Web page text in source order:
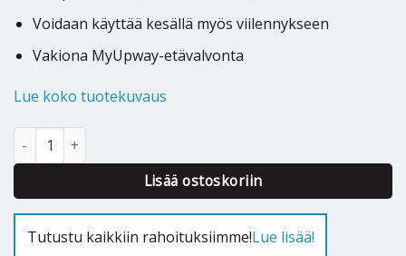
Voidaan käyttää kesällä myös viilennykseen
Vakiona MyUpway-etävalvonta
Lue koko tuotekuvaus
Ilmavesilämpöpumppu Jäspi Tehowatti Air Mono 12kW määrä
Lisää ostoskoriin
Alternative:
Tutustu kaikkiin rahoituksiimme!Lue lisää!